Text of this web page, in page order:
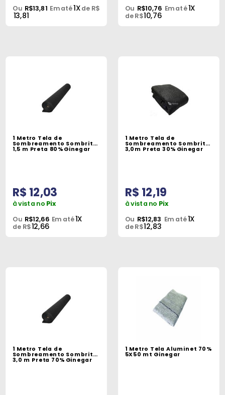
Ou R$13,81 Em até1Xde R$
13,81
Ou R$10,76 Em até1X
de R$10,76
1 Metro Tela de
Sombreamento Sombrite
1,5 m Preta 80% Ginegar
R$ 12,03
à vista no Pix
Ou R$12,66 Em até1X
de R$12,66
1 Metro Tela de
Sombreamento Sombrite
3,0m Preta 30% Ginegar
R$ 12,19
à vista no Pix
Ou R$12,83 Em até1X
de R$12,83
1 Metro Tela de
Sombreamento Sombrite
3,0 m Preta 70% Ginegar
1 Metro Tela Aluminet 70%
5X50 mt Ginegar